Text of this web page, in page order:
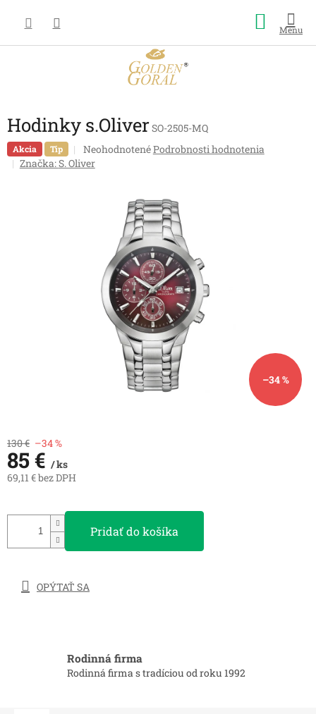
obsah
košík
Hodinky s.OliverSO-2505-MQ
Akcia Tip
Priemerné
hodnotenie
hviezdičiek.
NeohodnotenéPodrobnosti hodnotenia
Značka:S. Oliver
–34 %
130 € –34 %
85 € / ks
69,11 € bez DPH
Pridať do košíka
OPÝTAŤ SA
Rodinná firma
Rodinná firma s tradíciou od roku 1992